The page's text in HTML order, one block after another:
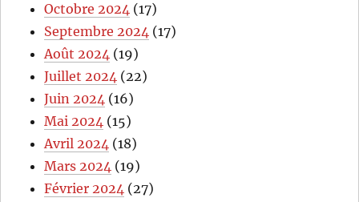
Octobre 2024 (17)
Septembre 2024 (17)
Août 2024 (19)
Juillet 2024 (22)
Juin 2024 (16)
Mai 2024 (15)
Avril 2024 (18)
Mars 2024 (19)
Février 2024 (27)